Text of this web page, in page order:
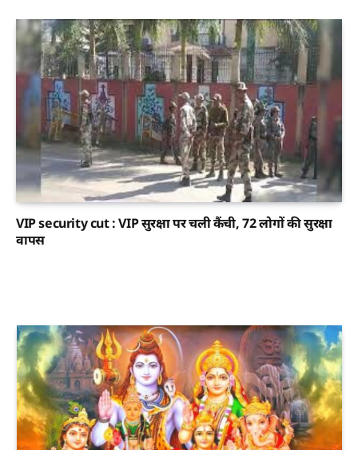
VIP security cut : VIP सुरक्षा पर चली कैंची, 72 लोगों की सुरक्षा
वापस